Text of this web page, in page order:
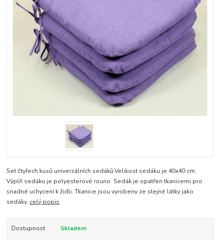
Set čtyřech kusů univerzálních sedáků.Velikost sedáku je 40x40 cm.
Výplň sedáku je polyesterové rouno. Sedák je opatřen tkanicemi pro
snadné uchycení k židli. Tkanice jsou vyrobeny ze stejné látky jako
sedáky. celý popis
Dostupnost Skladem